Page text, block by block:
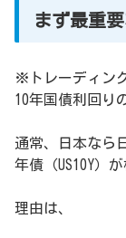
まず最重要
※トレーディン
10年国債利回り
通常、日本なら
年債（US10Y）
理由は、